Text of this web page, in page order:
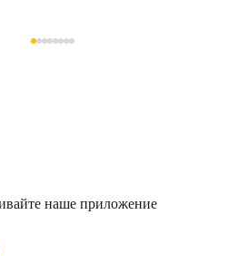
наше приложение